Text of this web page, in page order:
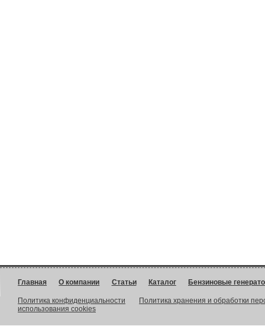
Главная О компании Статьи Каталог Бензиновые
Политика конфиденциальности
Политика хранения и обработки
использования cookies